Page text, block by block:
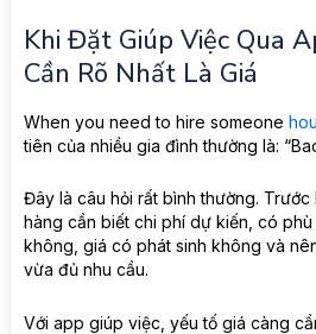
Khi Đặt Giúp Việc Qua
Cần Rõ Nhất Là Giá
When you need to hire someone
tiên của nhiều gia đình thường là:
Đây là câu hỏi rất bình thường.
hàng cần biết chi phí dự kiến, có
không, giá có phát sinh không và
vừa đủ nhu cầu.
Với app giúp việc, yếu tố giá càng